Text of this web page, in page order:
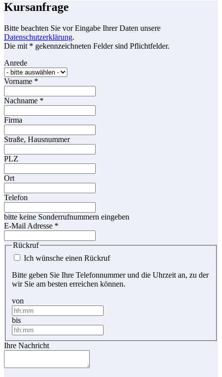
Kursanfrage
Bitte beachten Sie vor Eingabe Ihrer Daten unsere
Datenschutzerklärung.
Die mit * gekennzeichneten Felder sind Pflichtfelder.
Anrede
Vorname *
Nachname *
Firma
Straße, Hausnummer
PLZ
Ort
Telefon
bitte keine Sonderrufnummern eingeben
E-Mail Adresse *
Rückruf
Ich wünsche einen Rückruf
Bitte geben Sie Ihre Telefonnummer und die Uhrzeit an, zu der
wir Sie am besten erreichen können.
von
bis
Ihre Nachricht